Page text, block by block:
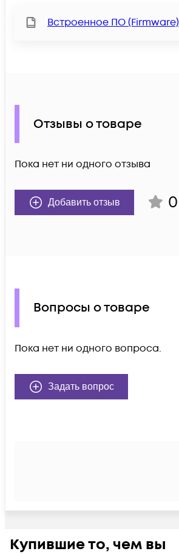
Встроенное ПО (Firmware)
Отзывы о товаре
Пока нет ни одного отзыва
Добавить отзыв 0
Вопросы о товаре
Пока нет ни одного вопроса.
Задать вопрос
Купившие то, чем вы